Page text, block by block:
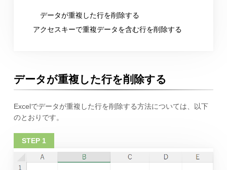
データが重複した行を削除する
アクセスキーで重複データを含む行を削除する
データが重複した行を削除する
Excelでデータが重複した行を削除する方法については、以下
のとおりです。